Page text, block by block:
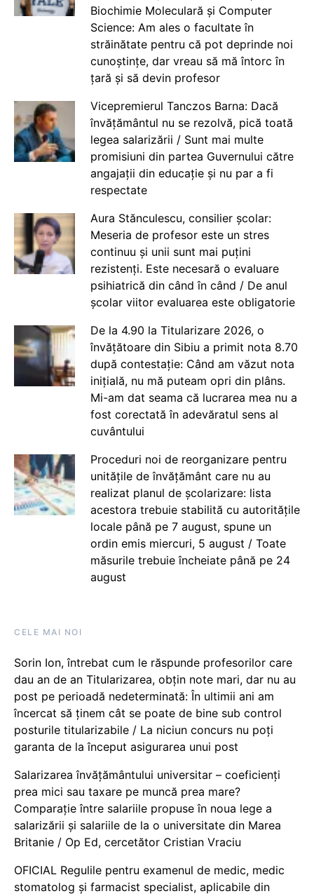
Biochimie Moleculară și Computer
Science: Am ales o facultate în
străinătate pentru că pot deprinde noi
cunoștințe, dar vreau să mă întorc în
țară și să devin profesor
Vicepremierul Tanczos Barna: Dacă
învățământul nu se rezolvă, pică toată
legea salarizării / Sunt mai multe
promisiuni din partea Guvernului către
angajații din educație și nu par a fi
respectate
Aura Stănculescu, consilier școlar:
Meseria de profesor este un stres
continuu și unii sunt mai puțini
rezistenți. Este necesară o evaluare
psihiatrică din când în când / De anul
școlar viitor evaluarea este obligatorie
De la 4.90 la Titularizare 2026, o
învățătoare din Sibiu a primit nota 8.70
după contestație: Când am văzut nota
inițială, nu mă puteam opri din plâns.
Mi-am dat seama că lucrarea mea nu a
fost corectată în adevăratul sens al
cuvântului
Proceduri noi de reorganizare pentru
unitățile de învățământ care nu au
realizat planul de școlarizare: lista
acestora trebuie stabilită cu autoritățile
locale până pe 7 august, spune un
ordin emis miercuri, 5 august / Toate
măsurile trebuie încheiate până pe 24
august
CELE MAI NOI
Sorin Ion, întrebat cum le răspunde profesorilor care
dau an de an Titularizarea, obțin note mari, dar nu au
post pe perioadă nedeterminată: În ultimii ani am
încercat să ținem cât se poate de bine sub control
posturile titularizabile / La niciun concurs nu poți
garanta de la început asigurarea unui post
Salarizarea învățământului universitar – coeficienți
prea mici sau taxare pe muncă prea mare?
Comparație între salariile propuse în noua lege a
salarizării și salariile de la o universitate din Marea
Britanie / Op Ed, cercetător Cristian Vraciu
OFICIAL Regulile pentru examenul de medic, medic
stomatolog și farmacist specialist, aplicabile din